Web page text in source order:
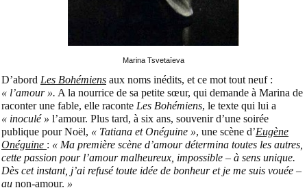
Marina Tsvetaïeva
D’abord Les Bohémiens aux noms inédits, et ce mot tout neuf :
« l’amour ». A la nourrice de sa petite sœur, qui demande à Marina de
raconter une fable, elle raconte Les Bohémiens, le texte qui lui a
« inoculé » l’amour. Plus tard, à six ans, souvenir d’une soirée
publique pour Noël, « Tatiana et Onéguine », une scène d’Eugène
Onéguine : « Ma première scène d’amour détermina toutes les autres,
cette passion pour l’amour malheureux, impossible – à sens unique.
Dès cet instant, j’ai refusé toute idée de bonheur et je me suis vouée –
au non-amour. »